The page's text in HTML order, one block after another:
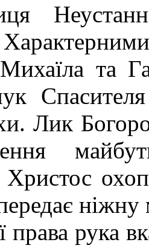
Михаїла та
Лик
права рука